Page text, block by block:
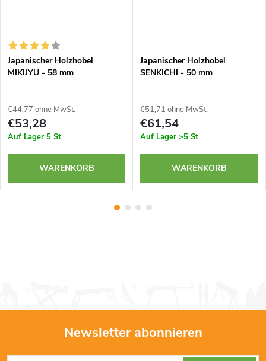
Japanischer Holzhobel
MIKIJYU - 58 mm
€44,77 ohne MwSt.
€53,28
Auf Lager 5 St
WARENKORB
Japanischer Holzhobel
SENKICHI - 50 mm
€51,71 ohne MwSt.
€61,54
Auf Lager >5 St
WARENKORB
Newsletter abonnieren